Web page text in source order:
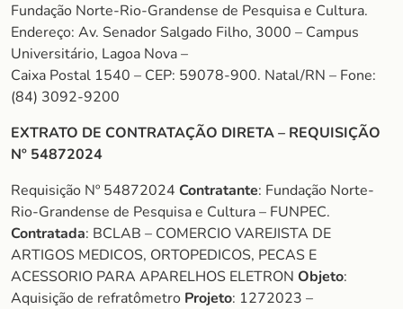
Fundação Norte-Rio-Grandense de Pesquisa e Cultura.
Endereço: Av. Senador Salgado Filho, 3000 – Campus
Universitário, Lagoa Nova –
Caixa Postal 1540 – CEP: 59078-900. Natal/RN – Fone:
(84) 3092-9200
EXTRATO DE CONTRATAÇÃO DIRETA – REQUISIÇÃO
Nº 54872024
Requisição Nº 54872024 Contratante: Fundação Norte-
Rio-Grandense de Pesquisa e Cultura – FUNPEC.
Contratada: BCLAB – COMERCIO VAREJISTA DE
ARTIGOS MEDICOS, ORTOPEDICOS, PECAS E
ACESSORIO PARA APARELHOS ELETRON Objeto:
Aquisição de refratômetro Projeto: 1272023 –